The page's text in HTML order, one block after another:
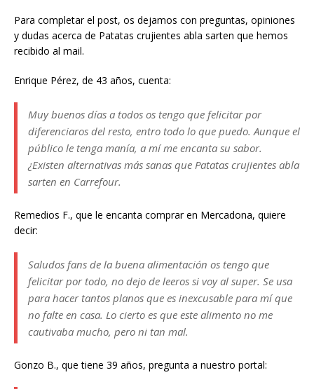
Para completar el post, os dejamos con preguntas, opiniones
y dudas acerca de Patatas crujientes abla sarten que hemos
recibido al mail.
Enrique Pérez, de 43 años, cuenta:
Muy buenos días a todos os tengo que felicitar por
diferenciaros del resto, entro todo lo que puedo. Aunque el
público le tenga manía, a mí me encanta su sabor.
¿Existen alternativas más sanas que Patatas crujientes abla
sarten en Carrefour.
Remedios F., que le encanta comprar en Mercadona, quiere
decir:
Saludos fans de la buena alimentación os tengo que
felicitar por todo, no dejo de leeros si voy al super. Se usa
para hacer tantos planos que es inexcusable para mí que
no falte en casa. Lo cierto es que este alimento no me
cautivaba mucho, pero ni tan mal.
Gonzo B., que tiene 39 años, pregunta a nuestro portal: